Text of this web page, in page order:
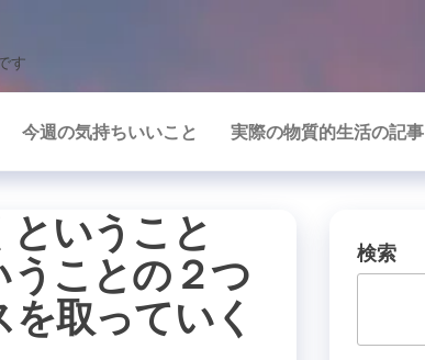
す
今週の気持ちいいこと 実際の物質的生活の記事
いうこと
うことの２つ
取っていく
検索